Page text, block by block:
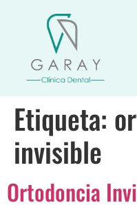
Etiqueta:
invisible
Ortodoncia